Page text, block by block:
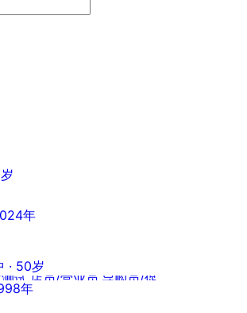
年
· 50岁
年